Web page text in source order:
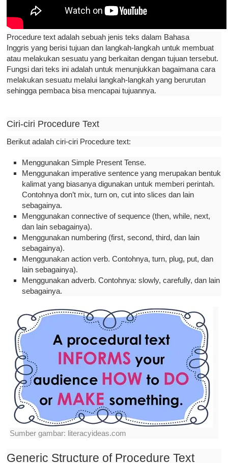
Procedure text adalah sebuah jenis teks dalam Bahasa
Inggris yang berisi tujuan dan langkah-langkah untuk membuat
atau melakukan sesuatu yang berkaitan dengan tujuan tersebut.
Fungsi dari teks ini adalah untuk menunjukkan bagaimana cara
melakukan sesuatu melalui langkah-langkah yang berurutan
sehingga pembaca bisa mencapai tujuannya.
Ciri-ciri Procedure Text
Berikut adalah ciri-ciri Procedure text:
Menggunakan Simple Present Tense.
Menggunakan imperative sentence yang merupakan bentuk
kalimat yang biasanya digunakan untuk memberi perintah.
Contohnya don’t mix, turn on, cut into slices dan lain
sebagainya.
Menggunakan connective of sequence (then, while, next,
dan lain sebagainya).
Menggunakan numbering (first, second, third, dan lain
sebagainya).
Menggunakan action verb. Contohnya, turn, plug, put, dan
lain sebagainya).
Menggunakan adverb. Contohnya: slowly, carefully, dan lain
sebagainya.
Sumber gambar: literacyideas.com
Generic Structure of Procedure Text